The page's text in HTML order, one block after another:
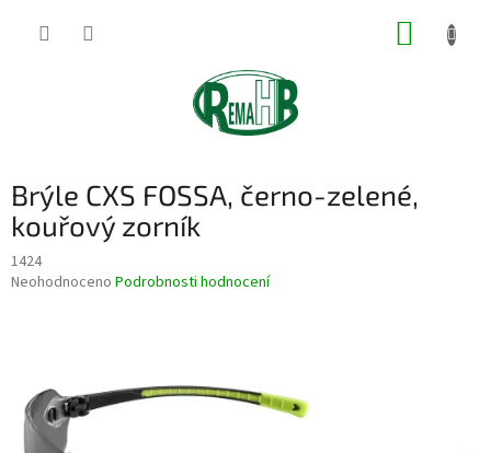
Brýle CXS FOSSA, černo-zelené,
kouřový zorník
1424
Průměrné
hvězdiček.
Neohodnoceno Podrobnosti hodnocení